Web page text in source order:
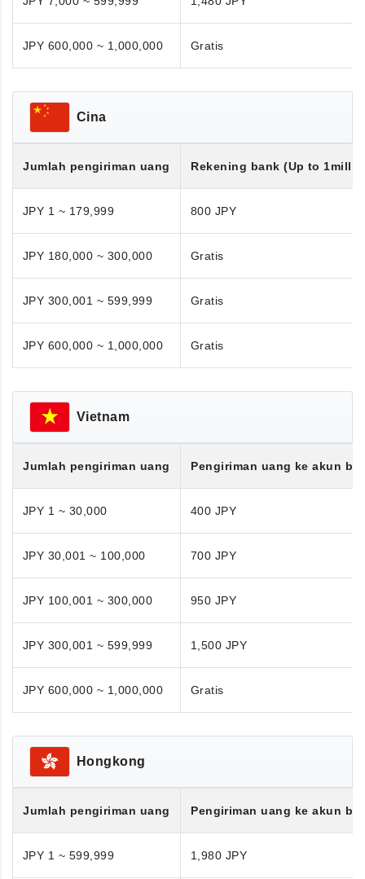
JPY 600,000 ~ 1,000,000 Gratis
Cina
Jumlah pengiriman uang Rekening bank (Up to
JPY 1 ~ 179,999 800 JPY
JPY 180,000 ~ 300,000 Gratis
JPY 300,001 ~ 599,999 Gratis
JPY 600,000 ~ 1,000,000 Gratis
Vietnam
Jumlah pengiriman uang Pengiriman uang ke akun
JPY 1 ~ 30,000 400 JPY
JPY 30,001 ~ 100,000 700 JPY
JPY 100,001 ~ 300,000 950 JPY
JPY 300,001 ~ 599,999 1,500 JPY
JPY 600,000 ~ 1,000,000 Gratis
Hongkong
Jumlah pengiriman uang Pengiriman uang ke akun
JPY 1 ~ 599,999 1,980 JPY